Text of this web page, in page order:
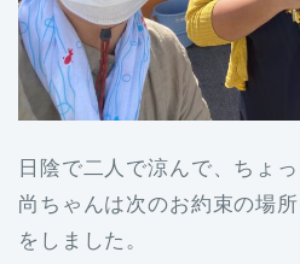
日陰で二人で涼んで、ちょ
尚ちゃんは次のお約束の場
をしました。